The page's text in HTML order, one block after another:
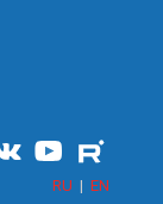
RU | EN